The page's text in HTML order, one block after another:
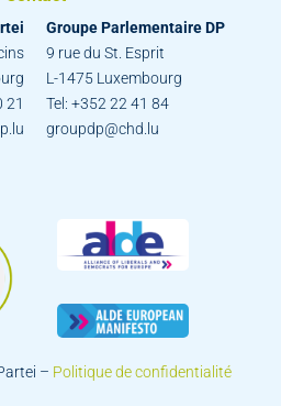
21
Groupe Parlementaire DP
9 rue du St. Esprit
L-1475 Luxembourg
Tel: +352 22 41 84
groupdp@chd.lu
– Politique de confidentialité